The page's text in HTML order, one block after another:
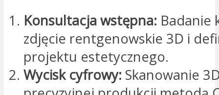
Konsultacja wstępna: Badanie
zdjęcie rentgenowskie 3D i
projektu estetycznego.
Wycisk cyfrowy: Skanowanie